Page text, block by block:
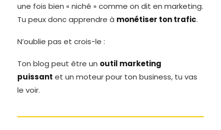
une fois bien « niché » comme on dit en marketing.
Tu peux donc apprendre à monétiser ton trafic.
N’oublie pas et crois-le :
Ton blog peut être un outil marketing
puissant et un moteur pour ton business, tu vas
le voir.